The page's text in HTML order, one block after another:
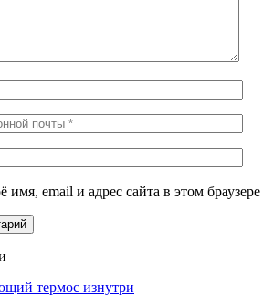
имя, email и адрес сайта в этом
термос изнутри